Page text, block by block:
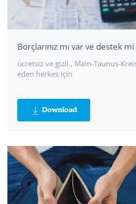
Borçlarınız mı var ve destek
ücretsiz ve gizli , Main-Taunus-
eden herkes için
Download